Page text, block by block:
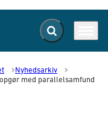
Fold søgefelt ud
Nyhedsarkiv
med parallelsamfund